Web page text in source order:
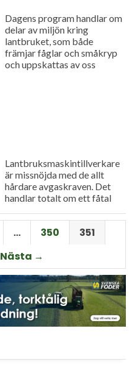
Dagens program handlar om
delar av miljön kring
lantbruket, som både
främjar fåglar och småkryp
och uppskattas av oss
Lantbruksmaskintillverkare
är missnöjda med de allt
hårdare avgaskraven. Det
handlar totalt om ett fåtal
blir mycket stor, en börda
som lantbrukarna får bära.
Vi har tittat på...
… 350
351
Nästa →